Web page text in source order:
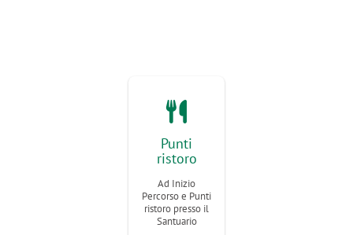
Punti
ristoro
Ad Inizio
Percorso e Punti
ristoro presso il
Santuario